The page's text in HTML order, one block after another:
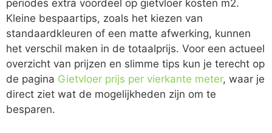
periodes extra voordeel op gietvloer kosten m2.
Kleine bespaartips, zoals het kiezen van
standaardkleuren of een matte afwerking, kunnen
het verschil maken in de totaalprijs. Voor een actueel
overzicht van prijzen en slimme tips kun je terecht op
de pagina Gietvloer prijs per vierkante meter, waar je
direct ziet wat de mogelijkheden zijn om te
besparen.